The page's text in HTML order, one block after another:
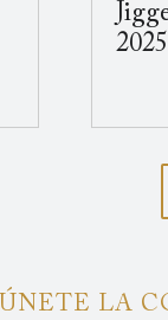
ÚNETE LA